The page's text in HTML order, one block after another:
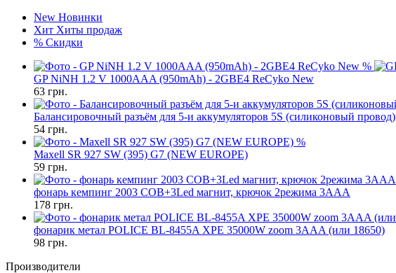
New Новинки
Хит Хиты продаж
% Скидки
%
GP NiNH 1.2 V 1000AAA (950mAh) - 2GBE4 ReCyko New
63 грн.
Балансировочный разъём для 5-и аккумуляторов 5S (силиконовый провод)
54 грн.
%
Maxell SR 927 SW (395) G7 (NEW EUROPE)
59 грн.
фонарь кемпинг 2003 COB+3Led магнит, крючок 2режима 3AAA
178 грн.
фонарик метал POLICE BL-8455A XPE 35000W zoom 3AAA (или 18650)
98 грн.
Производители